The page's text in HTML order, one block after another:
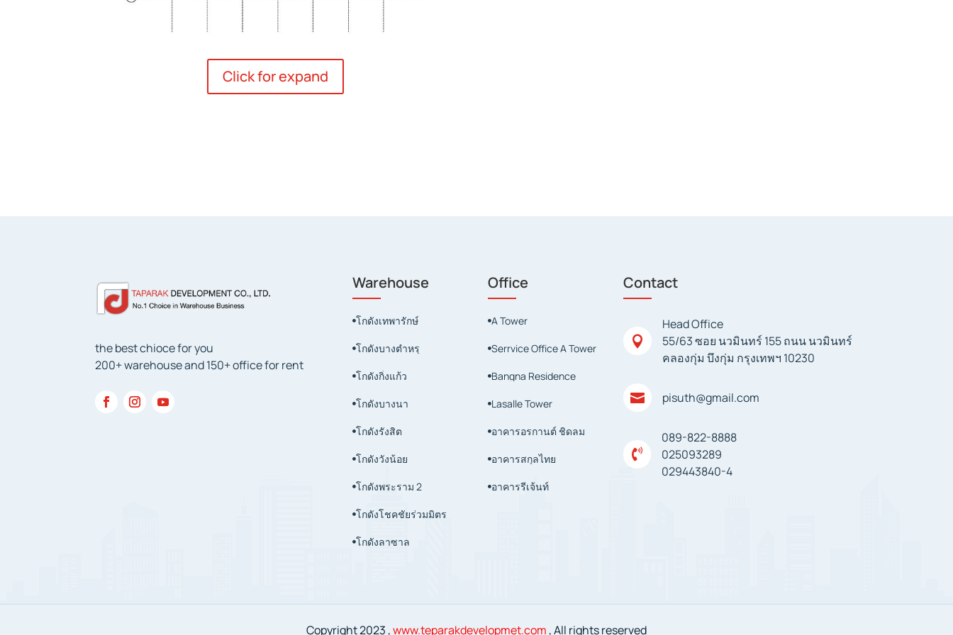
Click for expand
the best chioce for you
200+ warehouse and 150+ office for rent
Warehouse
โกดังเทพารักษ์
โกดังบางตำหรุ
โกดังกิ่งแก้ว
โกดังบางนา
โกดังรังสิต
โกดังวังน้อย
โกดังพระราม 2
โกดังโชคชัยร่วมมิตร
โกดังลาซาล
Office
A Tower
Serrvice Office A Tower
 Bangna Residence
 Lasalle Tower
 อาคารอรกานต์ ชิดลม
 อาคารสกุลไทย
 อาคารรีเจ้นท์
Contact

Head Office
55/63 ซอย นวมินทร์ 155 ถนน นวมินทร์
คลองกุ่ม บึงกุ่ม กรุงเทพฯ 10230
 pisuth@gmail.com

089-822-8888
025093289
029443840-4
Copyright 2023 ,www.teparakdevelopmet.com , All rights reserved